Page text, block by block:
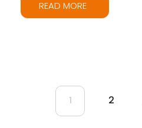
READ MORE
1 2